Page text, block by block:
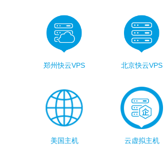
郑州快云VPS 北京快云VPS
美国主机 云虚拟主机